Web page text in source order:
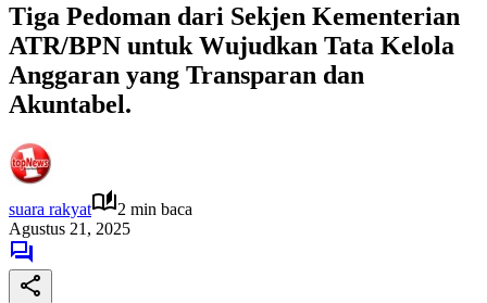
Tiga Pedoman dari Sekjen Kementerian
ATR/BPN untuk Wujudkan Tata Kelola
Anggaran yang Transparan dan
Akuntabel.
suara rakyat
2 min baca
Agustus 21, 2025